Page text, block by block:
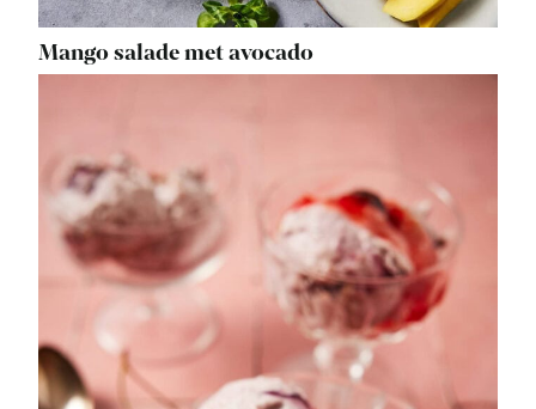
Mango salade met avocado